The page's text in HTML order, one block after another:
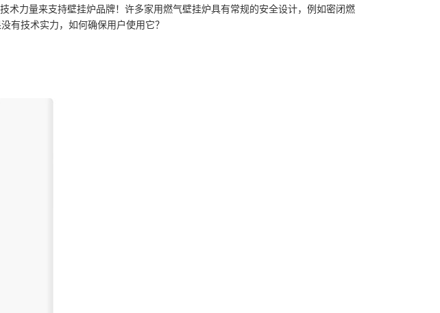
术力量来支持壁挂炉品牌！许多家用燃气壁挂炉具有常规的安全设计，例如密闭燃
有技术实力，如何确保用户使用它？